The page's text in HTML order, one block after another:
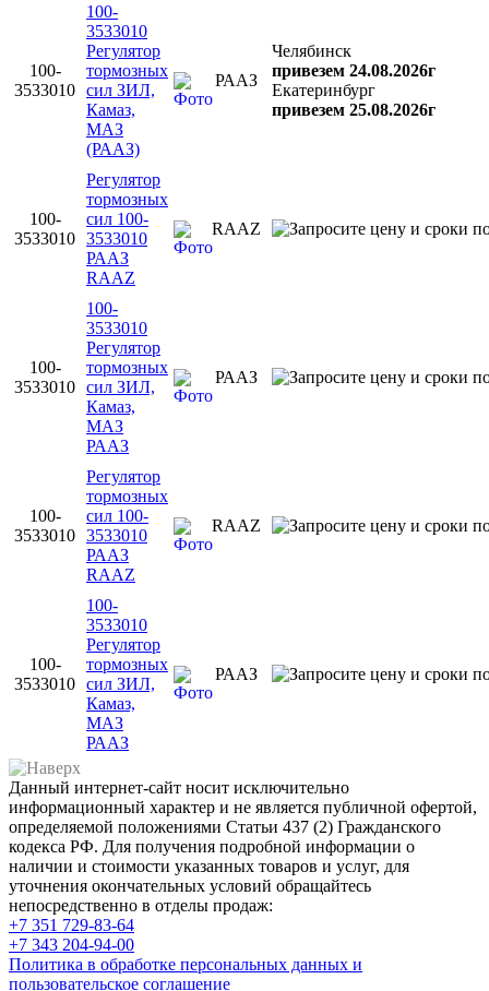
100-
3533010
100-
3533010
Регулятоp
тоpмозных
сил ЗИЛ,
Камаз,
МАЗ
(РААЗ)
РААЗ
Челябинск
привезем 24.08.2026г
Екатеринбург
привезем 25.08.2026г
100-
3533010
Регулятор
тормозных
сил 100-
3533010
РААЗ
RAAZ
RAAZ
100-
3533010
100-
3533010
Регулятор
тормозных
сил ЗИЛ,
Камаз,
МАЗ
РААЗ
РААЗ
100-
3533010
Регулятор
тормозных
сил 100-
3533010
РААЗ
RAAZ
RAAZ
100-
3533010
100-
3533010
Регулятор
тормозных
сил ЗИЛ,
Камаз,
МАЗ
РААЗ
РААЗ
Данный интернет-сайт носит исключительно
информационный характер и не является публичной офертой,
определяемой положениями Статьи 437 (2) Гражданского
кодекса РФ. Для получения подробной информации о
наличии и стоимости указанных товаров и услуг, для
уточнения окончательных условий обращайтесь
непосредственно в отделы продаж:
+7 351 729-83-64
+7 343 204-94-00
Политика в обработке персональных данных и
пользовательское соглашение